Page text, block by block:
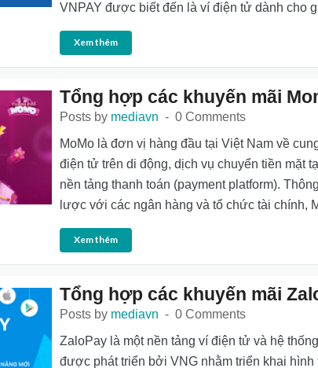
VNPAY được biết đến là ví điện tử dành cho
Xem thêm
Tổng hợp các khuyến mãi
Posts by mediavn
0 Comments
MoMo là đơn vị hàng đầu tại Việt Nam về
điện tử trên di động, dịch vụ chuyển tiền mặt
nền tảng thanh toán (payment platform).
lược với các ngân hàng và tổ chức tài chính,
Xem thêm
Tổng hợp các khuyến mãi
Posts by mediavn
0 Comments
ZaloPay là một nền tảng ví điện tử và hệ
được phát triển bởi VNG nhằm triển khai